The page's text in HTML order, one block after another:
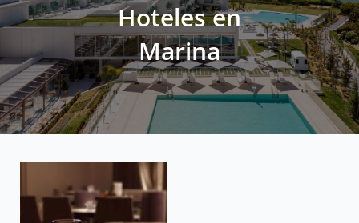
Hoteles en
Marina